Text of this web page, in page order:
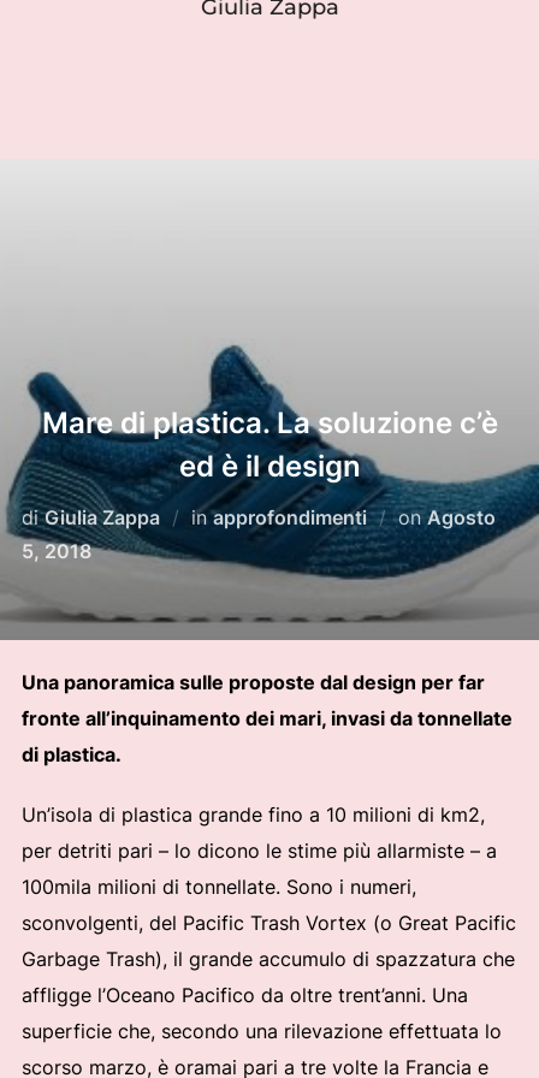
Giulia Zappa
Mare di plastica. La soluzione c’è
ed è il design
diGiulia Zappa inapprofondimenti onPubblicato
il
Agosto
5, 2018
Una panoramica sulle proposte dal design per far
fronte all’inquinamento dei mari, invasi da tonnellate
di plastica.
Un’isola di plastica grande fino a 10 milioni di km2,
per detriti pari – lo dicono le stime più allarmiste – a
100mila milioni di tonnellate. Sono i numeri,
sconvolgenti, del Pacific Trash Vortex (o Great Pacific
Garbage Trash), il grande accumulo di spazzatura che
affligge l’Oceano Pacifico da oltre trent’anni. Una
superficie che, secondo una rilevazione effettuata lo
scorso marzo, è oramai pari a tre volte la Francia e